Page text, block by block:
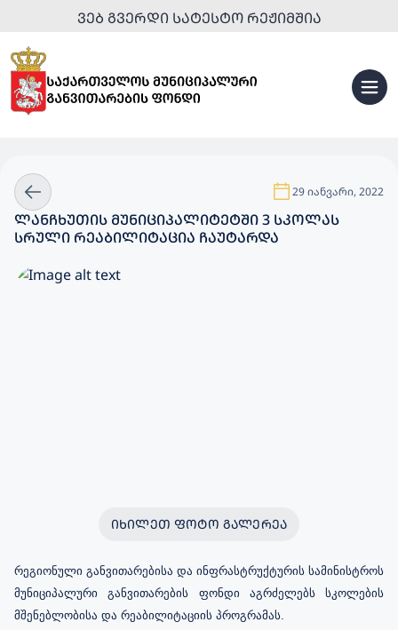
ᲕᲔᲑ ᲒᲕᲔᲠᲓᲘ ᲡᲐᲢᲔᲡᲢᲝ ᲠᲔᲟᲘᲛᲨᲘᲐ
29 იანვარი, 2022
ᲚᲐᲜᲩᲮᲣᲗᲘᲡ ᲛᲣᲜᲘᲪᲘᲞᲐᲚᲘᲢᲔᲢᲨᲘ 3 ᲡᲙᲝᲚᲐᲡ
ᲡᲠᲣᲚᲘ ᲠᲔᲐᲑᲘᲚᲘᲢᲐᲪᲘᲐ ᲩᲐᲣᲢᲐᲠᲓᲐ
ᲘᲮᲘᲚᲔᲗ ᲤᲝᲢᲝ ᲒᲐᲚᲔᲠᲔᲐ
რეგიონული განვითარებისა და ინფრასტრუქტურის სამინისტროს
მუნიციპალური განვითარების ფონდი აგრძელებს სკოლების
მშენებლობისა და რეაბილიტაციის პროგრამას.